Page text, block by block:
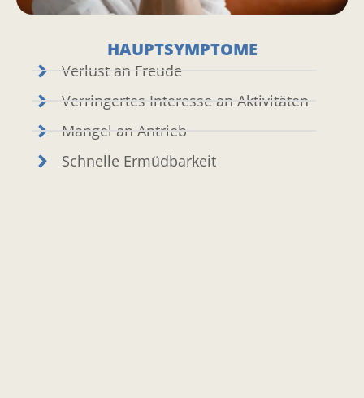
HAUPTSYMPTOME
Verlust an Freude
Verringertes Interesse an Aktivitäten
Mangel an Antrieb
Schnelle Ermüdbarkeit